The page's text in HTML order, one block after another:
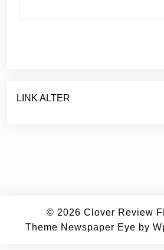
LINK ALTER
© 2026 Clover Review
Theme Newspaper Eye by